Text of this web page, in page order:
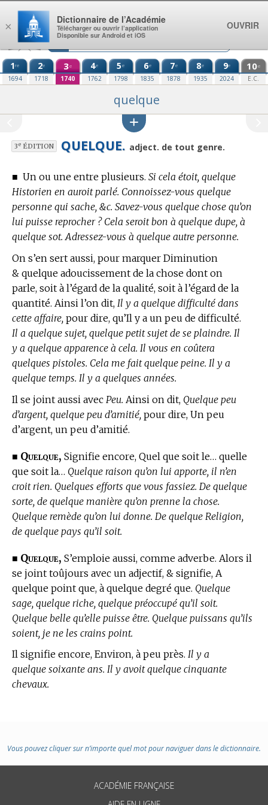
Aller au contenu
1re
1694
2e
1718
3e
1740
4e
1762
5e
1798
6e
1835
7e
1878
8e
1935
9e
2024
10e
E.C.
quelque
3eÉDITION QUELQUE. adject. de tout genre.
■ Un ou une entre plusieurs. Si cela étoit, quelque
Historien en auroit parlé. Connoissez-vous quelque
personne qui sache, &c. Savez-vous quelque chose qu’on
lui puisse reprocher ? Cela seroit bon à quelque dupe, à
quelque sot. Adressez-vous à quelque autre personne.
On s’en sert aussi, pour marquer Diminution
& quelque adoucissement de la chose dont on
parle, soit à l’égard de la qualité, soit à l’égard de la
quantité. Ainsi l’on dit, Il y a quelque difficulté dans
cette affaire, pour dire, qu’Il y a un peu de difficulté.
Il a quelque sujet, quelque petit sujet de se plaindre. Il
y a quelque apparence à cela. Il vous en coûtera
quelques pistoles. Cela me fait quelque peine. Il y a
quelque temps. Il y a quelques années.
Il se joint aussi avec Peu. Ainsi on dit, Quelque peu
d’argent, quelque peu d’amitié, pour dire, Un peu
d’argent, un peu d’amitié.
■ Quelque, Signifie encore, Quel que soit le… quelle
que soit la… Quelque raison qu’on lui apporte, il n’en
croit rien. Quelques efforts que vous fassiez. De quelque
sorte, de quelque manière qu’on prenne la chose.
Quelque remède qu’on lui donne. De quelque Religion,
de quelque pays qu’il soit.
■ Quelque, S’emploie aussi, comme adverbe. Alors il
se joint toûjours avec un adjectif, & signifie, A
quelque point que, à quelque degré que. Quelque
sage, quelque riche, quelque préoccupé qu’il soit.
Quelque belle qu’elle puisse être. Quelque puissans qu’ils
soient, je ne les crains point.
Il signifie encore, Environ, à peu près. Il y a
quelque soixante ans. Il y avoit quelque cinquante
chevaux.
Vous pouvez cliquer sur n’importe quel mot pour naviguer dans le dictionnaire.
ACADÉMIE FRANÇAISE
×
Dictionnaire de l’Académie
Télécharger ou ouvrir l’application
Disponible sur Android et iOS
OUVRIR